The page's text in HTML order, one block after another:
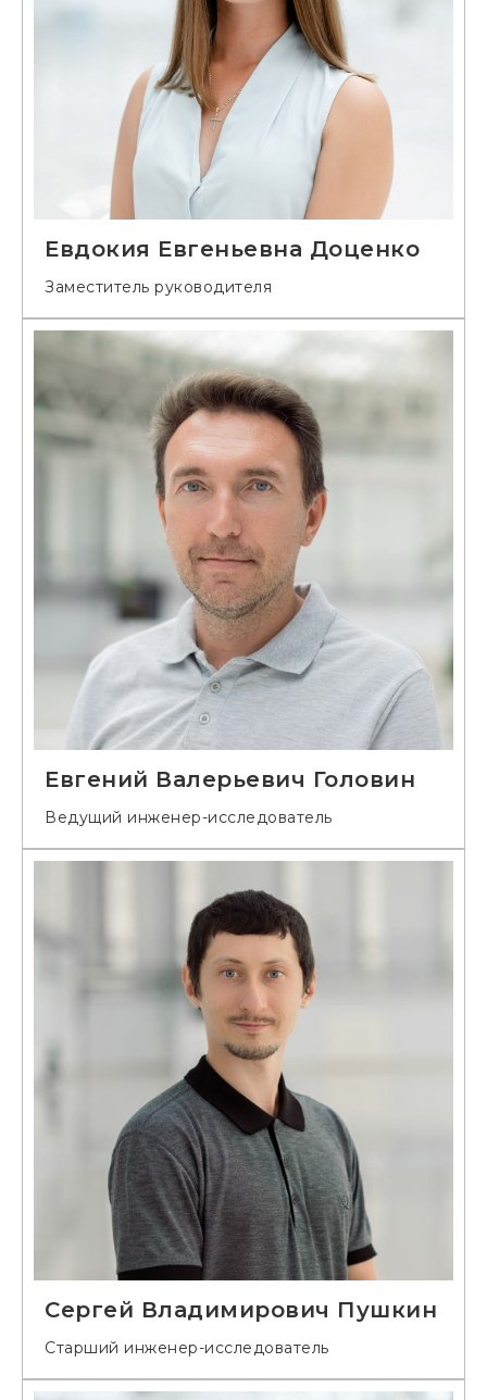
Евдокия Евгеньевна Доценко
Заместитель руководителя
Евгений Валерьевич Головин
Ведущий инженер-исследователь
Сергей Владимирович Пушкин
Старший инженер-исследователь